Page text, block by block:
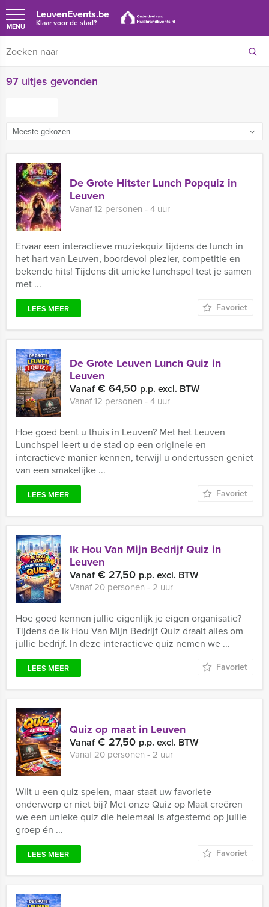
LeuvenEvents.be
Klaar voor de stad?
MENU
97 uitjes gevonden
De Grote Hitster Lunch Popquiz in
Leuven
Vanaf 12 personen ‐ 4 uur
Ervaar een interactieve muziekquiz tijdens de lunch in
het hart van Leuven, boordevol plezier, competitie en
bekende hits! Tijdens dit unieke lunchspel test je samen
met ...
LEES MEER Favoriet
De Grote Leuven Lunch Quiz in
Leuven
Vanaf€ 64,50 p.p. excl. BTW
Vanaf 12 personen ‐ 4 uur
Hoe goed bent u thuis in Leuven? Met het Leuven
Lunchspel leert u de stad op een originele en
interactieve manier kennen, terwijl u ondertussen geniet
van een smakelijke ...
LEES MEER Favoriet
Ik Hou Van Mijn Bedrijf Quiz in
Leuven
Vanaf€ 27,50 p.p. excl. BTW
Vanaf 20 personen ‐ 2 uur
Hoe goed kennen jullie eigenlijk je eigen organisatie?
Tijdens de Ik Hou Van Mijn Bedrijf Quiz draait alles om
jullie bedrijf. In deze interactieve quiz nemen we ...
LEES MEER Favoriet
Quiz op maat in Leuven
Vanaf€ 27,50 p.p. excl. BTW
Vanaf 20 personen ‐ 2 uur
Wilt u een quiz spelen, maar staat uw favoriete
onderwerp er niet bij? Met onze Quiz op Maat creëren
we een unieke quiz die helemaal is afgestemd op jullie
groep én ...
LEES MEER Favoriet